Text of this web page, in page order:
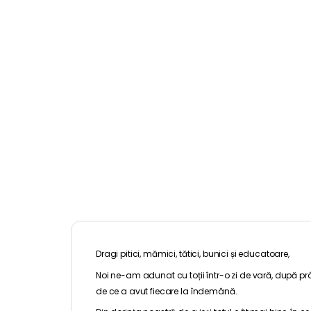
Dragi pitici, mămici, tătici, bunici și educatoare,
Noi ne-am adunat cu toții într-o zi de vară, după
de ce a avut fiecare la îndemână.